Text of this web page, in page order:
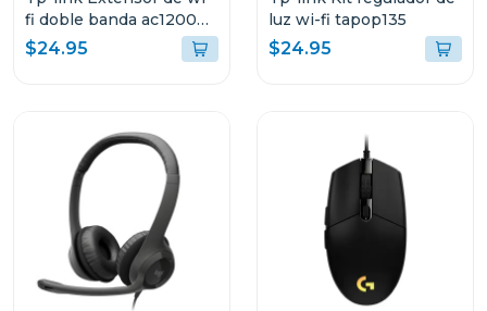
fi doble banda ac1200
e30
$24.95
luz wi-fi tapop135
$24.95